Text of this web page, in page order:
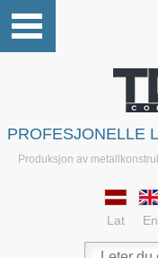
PROFESJONELLE
Produksjon av
Lat En